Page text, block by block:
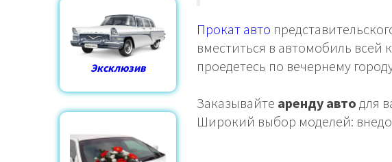
Эксклюзив
Прокат авто
вместиться в автомобиль всей
проедетесь по вечернему
Заказывайте аренду авто для
Широкий выбор моделей: